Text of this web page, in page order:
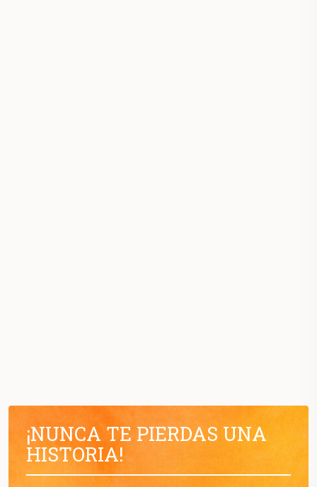
¡NUNCA TE PIERDAS UNA
HISTORIA!